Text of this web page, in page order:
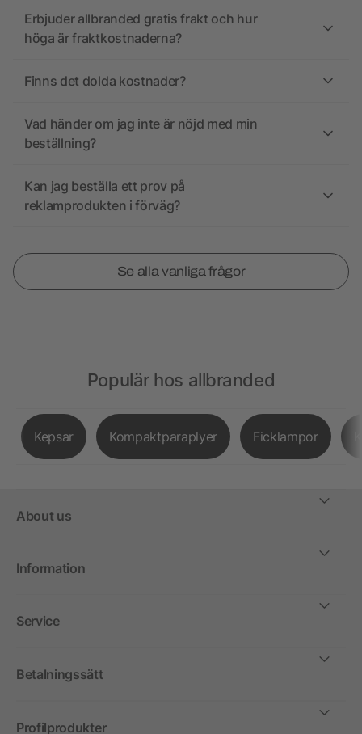
Erbjuder allbranded gratis frakt och hur
höga är fraktkostnaderna?
Finns det dolda kostnader?
Vad händer om jag inte är nöjd med min
beställning?
Kan jag beställa ett prov på
reklamprodukten i förväg?
Se alla vanliga frågor
Populär hos allbranded
Kepsar Kompaktparaplyer Ficklampor
About us
Information
Service
Betalningssätt
Profilprodukter